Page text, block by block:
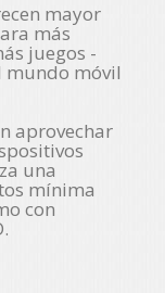
mayor
más
juegos -
mundo móvil
aprovechar
una
mínima
con